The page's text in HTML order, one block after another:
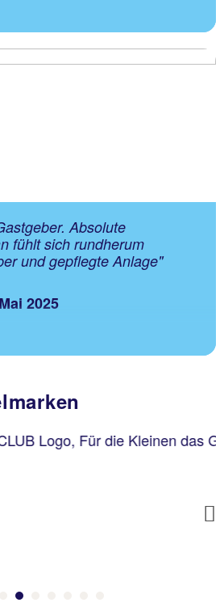
Absolute
fühlt sich rundherum
und gepflegte Anlage"
2025